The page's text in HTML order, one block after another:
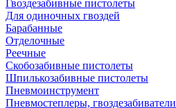
Гвоздезабивные пистолеты
Для одиночных гвоздей
Барабанные
Отделочные
Реечные
Скобозабивные пистолеты
Шпилькозабивные пистолеты
Пневмоинструмент
Пневмостеплеры, гвоздезабиватели